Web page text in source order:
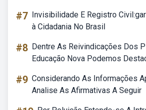
#7 Invisibilidade E Registro
à Cidadania No Brasil
#8 Dentre As Reivindicações Dos
Educação Nova Podemos
#9 Considerando As Informações
Analise As Afirmativas A Seguir